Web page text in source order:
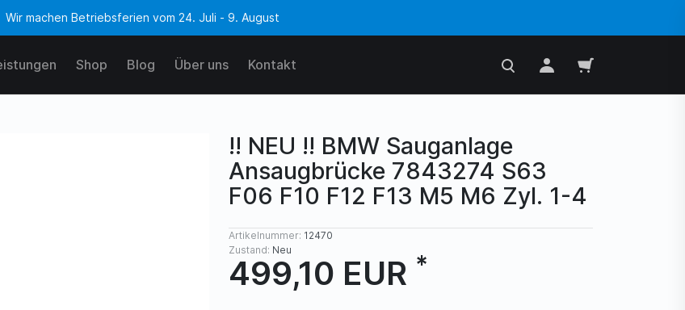
Wir machen Betriebsferien vom 24. Juli - 9. August
Shop Blog Über uns Kontakt
!! NEU !! BMW Sauganlage
Ansaugbrücke 7843274 S63
F06 F10 F12 F13 M5 M6 Zyl. 1-4
Artikelnummer: 12470
Zustand: Neu
499,10 EUR *